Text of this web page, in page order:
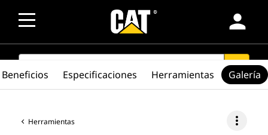
person
SEARCH search
Herramientas more_vert
Beneficios Especificaciones Herramientas Galería